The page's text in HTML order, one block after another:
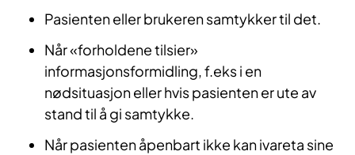
Pasienten eller brukeren samtykker til det.
Når «forholdene tilsier»
informasjonsformidling, f.eks i en
nødsituasjon eller hvis pasienten er ute av
stand til å gi samtykke.
Når pasienten åpenbart ikke kan ivareta sine